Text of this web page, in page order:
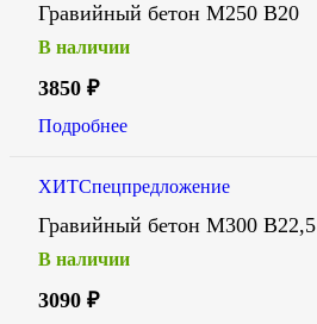
Гравийный бетон М250 В20
В наличии
3850 ₽
Подробнее
ХИТСпецпредложение
Гравийный бетон М300 В22,5
В наличии
3090 ₽